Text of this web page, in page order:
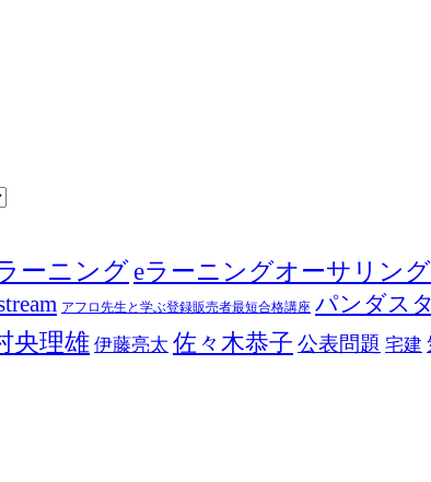
ーニング eラーニングオーサリン
アフロ先生と学ぶ登録販売者最短合格講座 パンダス
央理雄伊藤亮太 佐々木恭子 公表問題 宅建